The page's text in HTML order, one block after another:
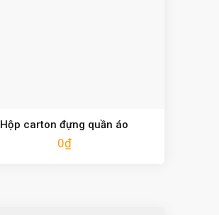
Hộp carton đựng quần áo
0₫